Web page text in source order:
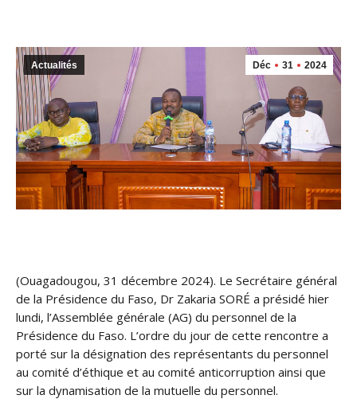
Déc 31 2024
Actualités
(Ouagadougou, 31 décembre 2024). Le Secrétaire général
de la Présidence du Faso, Dr Zakaria SORÉ a présidé hier
lundi, l’Assemblée générale (AG) du personnel de la
Présidence du Faso. L’ordre du jour de cette rencontre a
porté sur la désignation des représentants du personnel
au comité d’éthique et au comité anticorruption ainsi que
sur la dynamisation de la mutuelle du personnel.